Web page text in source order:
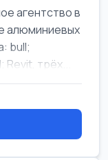
агентство в
алюминиевых
bull;
трёх...